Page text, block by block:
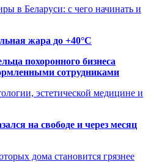
в Беларуси: с чего начинать и
жара до +40°C
похоронного бизнеса
сотрудниками
эстетической медицине и
на свободе и через месяц
дома становится грязнее